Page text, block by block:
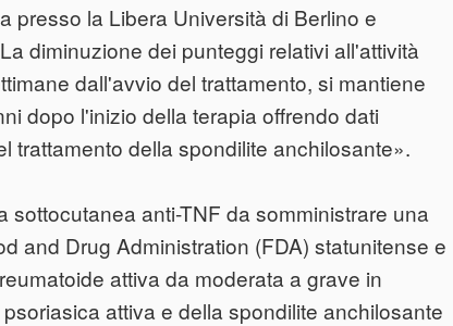
presso la Libera Università di Berlino e
diminuzione dei punteggi relativi all'attività
dall'avvio del trattamento, si mantiene
dopo l'inizio della terapia offrendo dati
trattamento della spondilite anchilosante».
sottocutanea anti-TNF da somministrare una
and Drug Administration (FDA) statunitense e
attiva da moderata a grave in
attiva e della spondilite anchilosante